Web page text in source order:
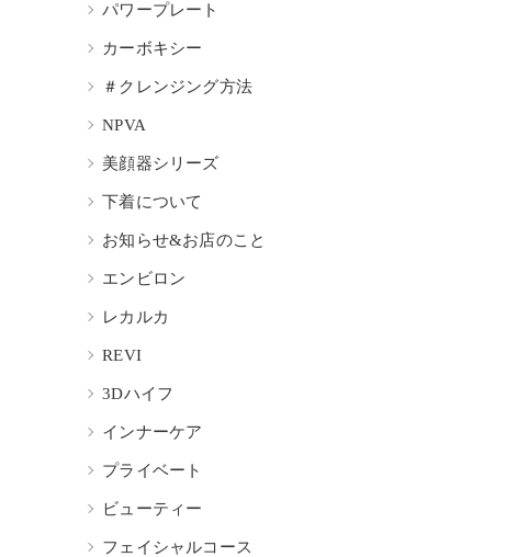
パワープレート
カーボキシー
＃クレンジング方法
NPVA
美顔器シリーズ
下着について
お知らせ&お店のこと
エンビロン
レカルカ
REVI
3Dハイフ
インナーケア
プライベート
ビューティー
フェイシャルコース